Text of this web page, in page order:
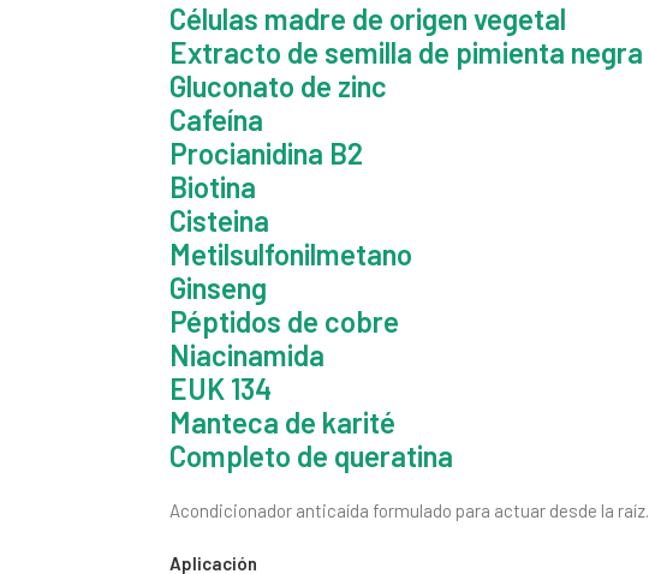
Células madre de origen vegetal
Extracto de semilla de pimienta negra
Gluconato de zinc
Cafeína
Procianidina B2
Biotina
Cisteina
Metilsulfonilmetano
Ginseng
Péptidos de cobre
Niacinamida
EUK 134
Manteca de karité
Completo de queratina
Acondicionador anticaída formulado para actuar desde la raíz.
Aplicación